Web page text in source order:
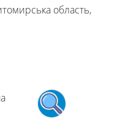
область,